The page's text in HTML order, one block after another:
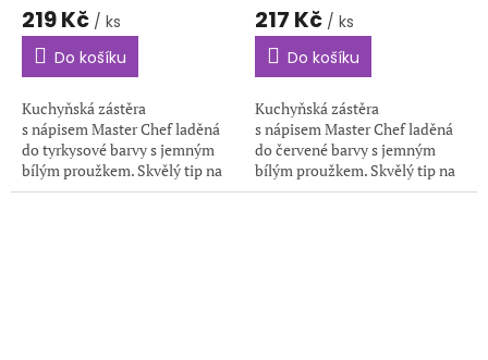
219 Kč / ks
Do košíku
Kuchyňská zástěra
s nápisem Master Chef laděná
do tyrkysové barvy s jemným
bílým proužkem. Skvělý tip na
dárek. Velikost 62x82 cm ( šířka
217 Kč / ks
Do košíku
Kuchyňská zástěra
s nápisem Master Chef laděná
do červené barvy s jemným
bílým proužkem. Skvělý tip na
dárek. Velikost 62x82 cm ( šířka